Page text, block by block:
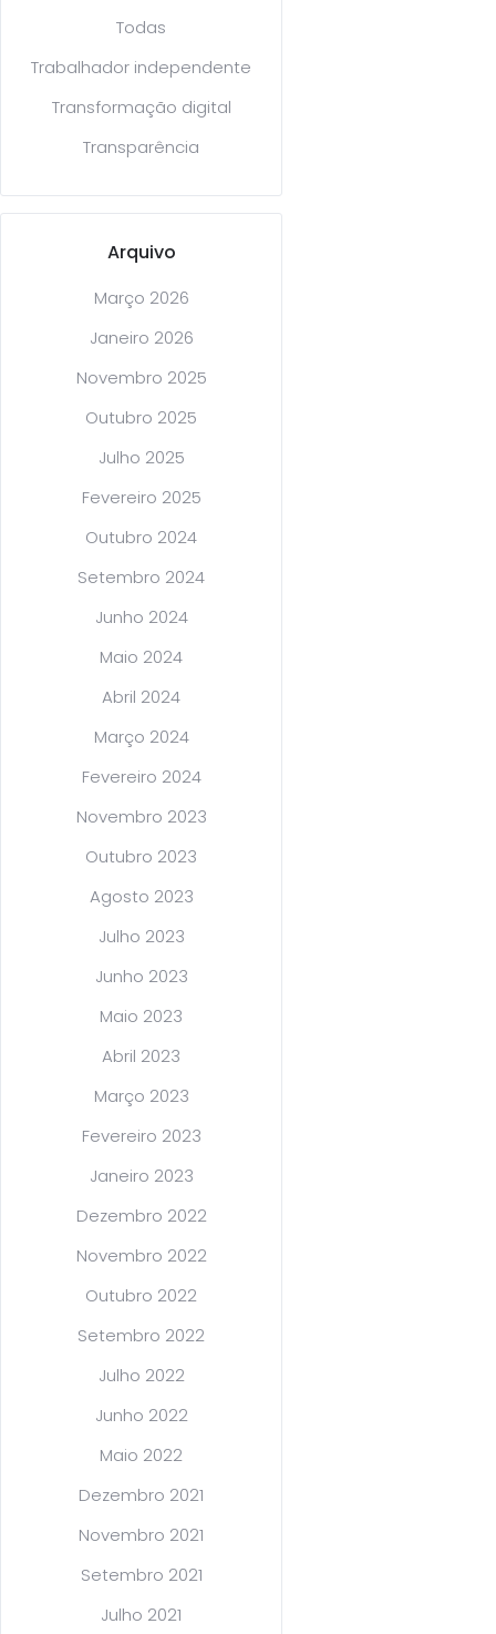
Todas
Trabalhador independente
Transformação digital
Transparência
Arquivo
Março 2026
Janeiro 2026
Novembro 2025
Outubro 2025
Julho 2025
Fevereiro 2025
Outubro 2024
Setembro 2024
Junho 2024
Maio 2024
Abril 2024
Março 2024
Fevereiro 2024
Novembro 2023
Outubro 2023
Agosto 2023
Julho 2023
Junho 2023
Maio 2023
Abril 2023
Março 2023
Fevereiro 2023
Janeiro 2023
Dezembro 2022
Novembro 2022
Outubro 2022
Setembro 2022
Julho 2022
Junho 2022
Maio 2022
Dezembro 2021
Novembro 2021
Setembro 2021
Julho 2021